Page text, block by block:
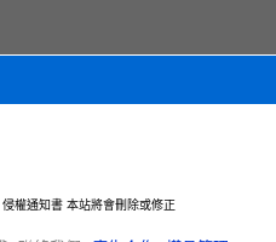
侵權通知書 本站將會刪除或修正